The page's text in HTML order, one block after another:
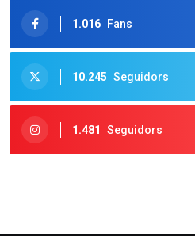
1.016 Fans
10.245 Seguidors
1.481 Seguidors